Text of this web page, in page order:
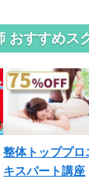
おすすめス
整体トッププロ
キスパート講座